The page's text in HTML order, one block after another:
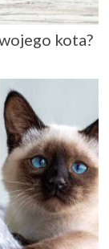
kota?